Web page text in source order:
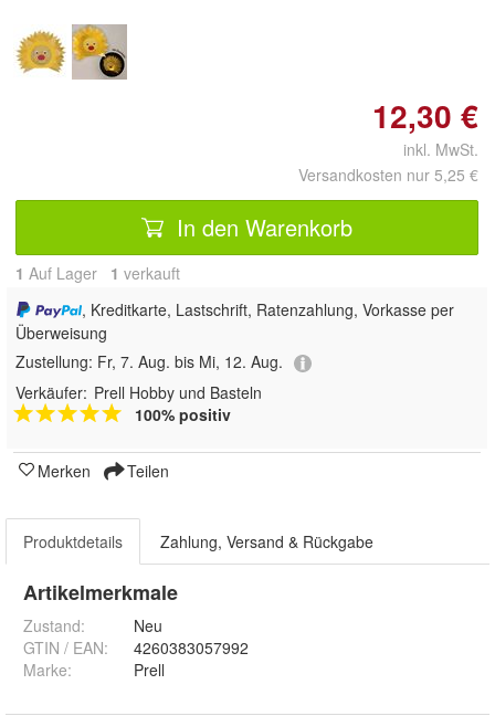
12,30 €
inkl. MwSt.
Versandkosten nur 5,25 €
In den Warenkorb
1 Auf Lager 1 verkauft
, Kreditkarte, Lastschrift, Ratenzahlung, Vorkasse per
Überweisung
Zustellung: Fr, 7. Aug. bis Mi, 12. Aug.
Verkäufer: Prell Hobby und Basteln
100% positiv
Merken Teilen
Produktdetails Zahlung, Versand & Rückgabe
Artikelmerkmale
Zustand:
Neu
GTIN / EAN:
4260383057992
Marke:
Prell